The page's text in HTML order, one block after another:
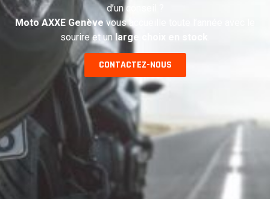
d’un conseil ?
Moto AXXE Genève vous accueille toute l’année avec le
sourire et unlarge choix en stock
CONTACTEZ-NOUS